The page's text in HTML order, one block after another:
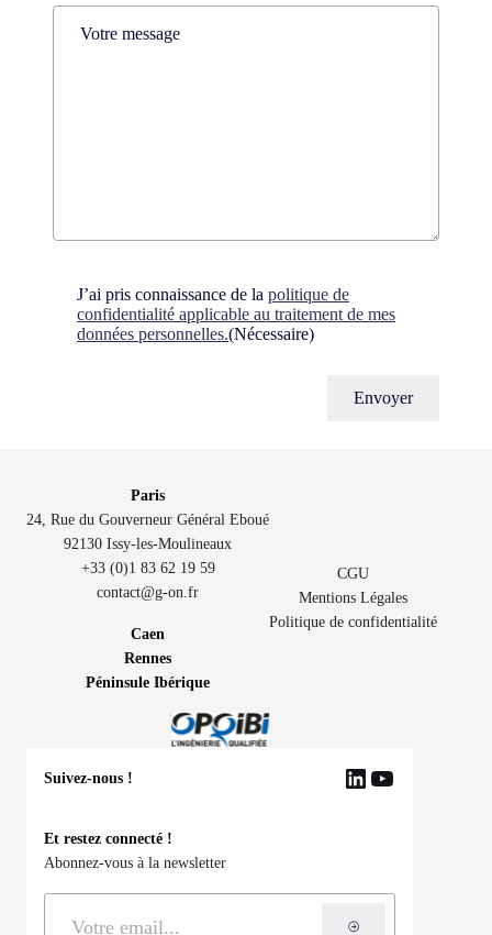
Comments
Consent(Nécessaire)
J’ai pris connaissance de la politique de
confidentialité applicable au traitement de mes
données personnelles.(Nécessaire)
Paris
24, Rue du Gouverneur Général Eboué
92130 Issy-les-Moulineaux
+33 (0)1 83 62 19 59
contact@g-on.fr
Caen
Rennes
Péninsule Ibérique
CGU
Mentions Légales
Politique de confidentialité
Suivez-nous ! LinkedIn
YouTube
Et restez connecté !
Abonnez-vous à la newsletter